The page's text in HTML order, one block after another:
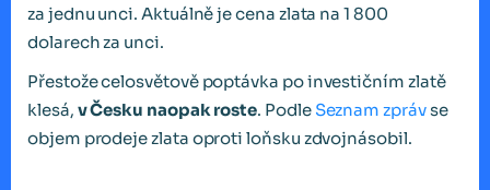
za jednu unci. Aktuálně je cena zlata na 1 800
dolarech za unci.
Přestože celosvětově poptávka po investičním zlatě
klesá, v Česku naopak roste. Podle Seznam zprávse
objem prodeje zlata oproti loňsku zdvojnásobil.